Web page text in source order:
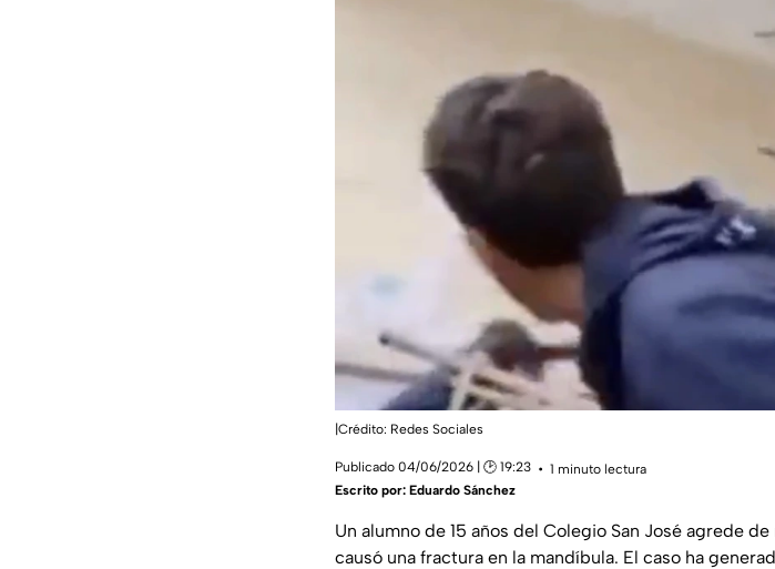
|Crédito: Redes Sociales
Publicado 04/06/2026 | 🕑 19:23
1 minuto lectura
Escrito por: Eduardo Sánchez
Un alumno de 15 años del Colegio San José agrede
causó una fractura en la mandíbula. El caso ha